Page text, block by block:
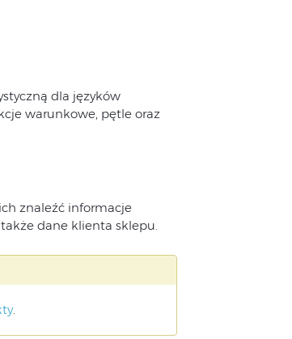
dla języków
warunkowe, pętle oraz
znaleźć informacje
dane klienta sklepu.
.